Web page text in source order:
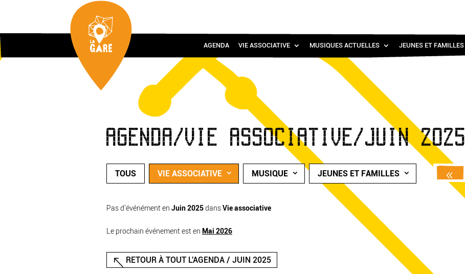
AGENDA VIE ASSOCIATIVE MUSIQUES ACTUELLES JEUNES ET FAMILLES
AGENDA/VIE ASSOCIATIVE/JUIN 2025
TOUS VIE ASSOCIATIVE MUSIQUE JEUNES ET FAMILLES
Pas d'événément en Juin 2025dansVie associative
Le prochain événement est en Mai 2026
RETOUR À TOUT L'AGENDA / JUIN 2025